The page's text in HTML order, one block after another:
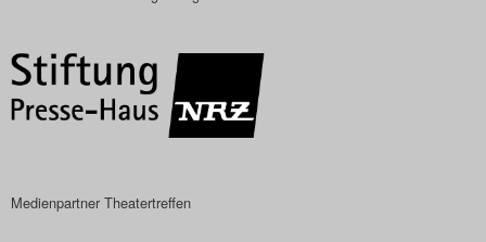
Medienpartner Theatertreffen